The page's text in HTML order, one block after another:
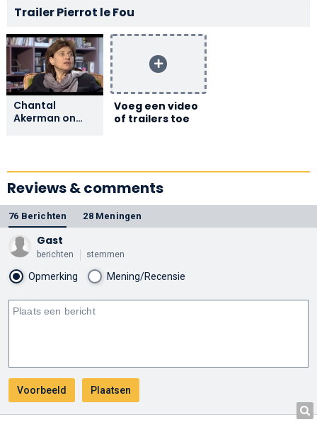
Trailer Pierrot le Fou
Chantal
Akerman on
Voeg een video
of trailers toe
Reviews & comments
76 Berichten 28 Meningen
Gast
berichten stemmen
Opmerking Mening/Recensie